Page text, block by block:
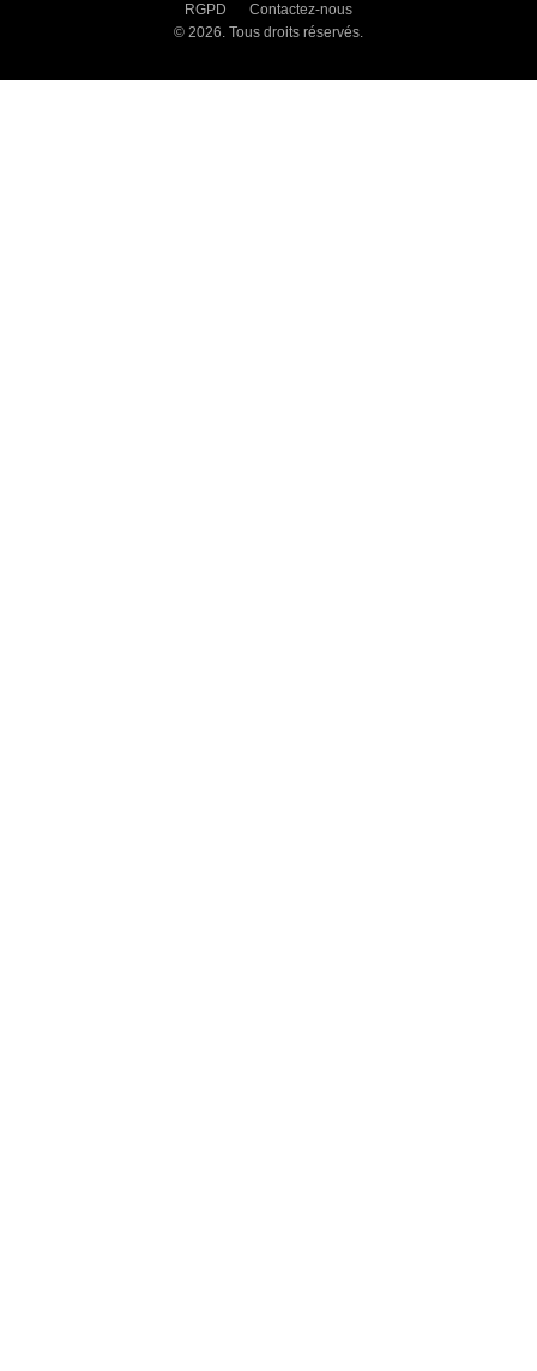
RGPD
Contactez-nous
© 2026. Tous droits réservés.